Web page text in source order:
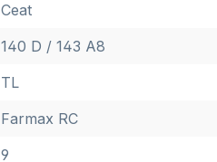
Ceat
140 D / 143 A8
TL
Farmax RC
9